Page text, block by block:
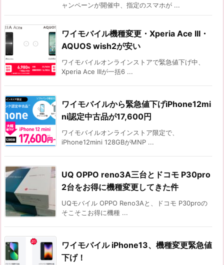
ャンペーンが開催中、指定のスマホが ...
ワイモバイル機種変更・Xperia Ace III・
AQUOS wish2が安い
ワイモバイルオンラインストアで緊急値下げ中、
Xperia Ace IIIが一括6 ...
ワイモバイルから緊急値下げiPhone12mi
ni認定中古品が17,600円
ワイモバイルオンラインストア限定で、
iPhone12mini 128GBがMNP ...
UQ OPPO reno3A三台とドコモ P30pro
2台をお得に機種変更してきた件
UQモバイル OPPO Reno3Aと、ドコモ P30proの
そこそこお得に機種 ...
ワイモバイル iPhone13、機種変更緊急値
下げ！